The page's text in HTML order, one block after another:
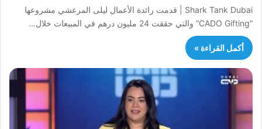
Shark Tank Dubai | قدمت رائدة الأعمال ليلى المرعشي مشروعها
“CADO Gifting” والتي حققت 24 مليون درهم في المبيعات خلال…
أكمل القراءة »